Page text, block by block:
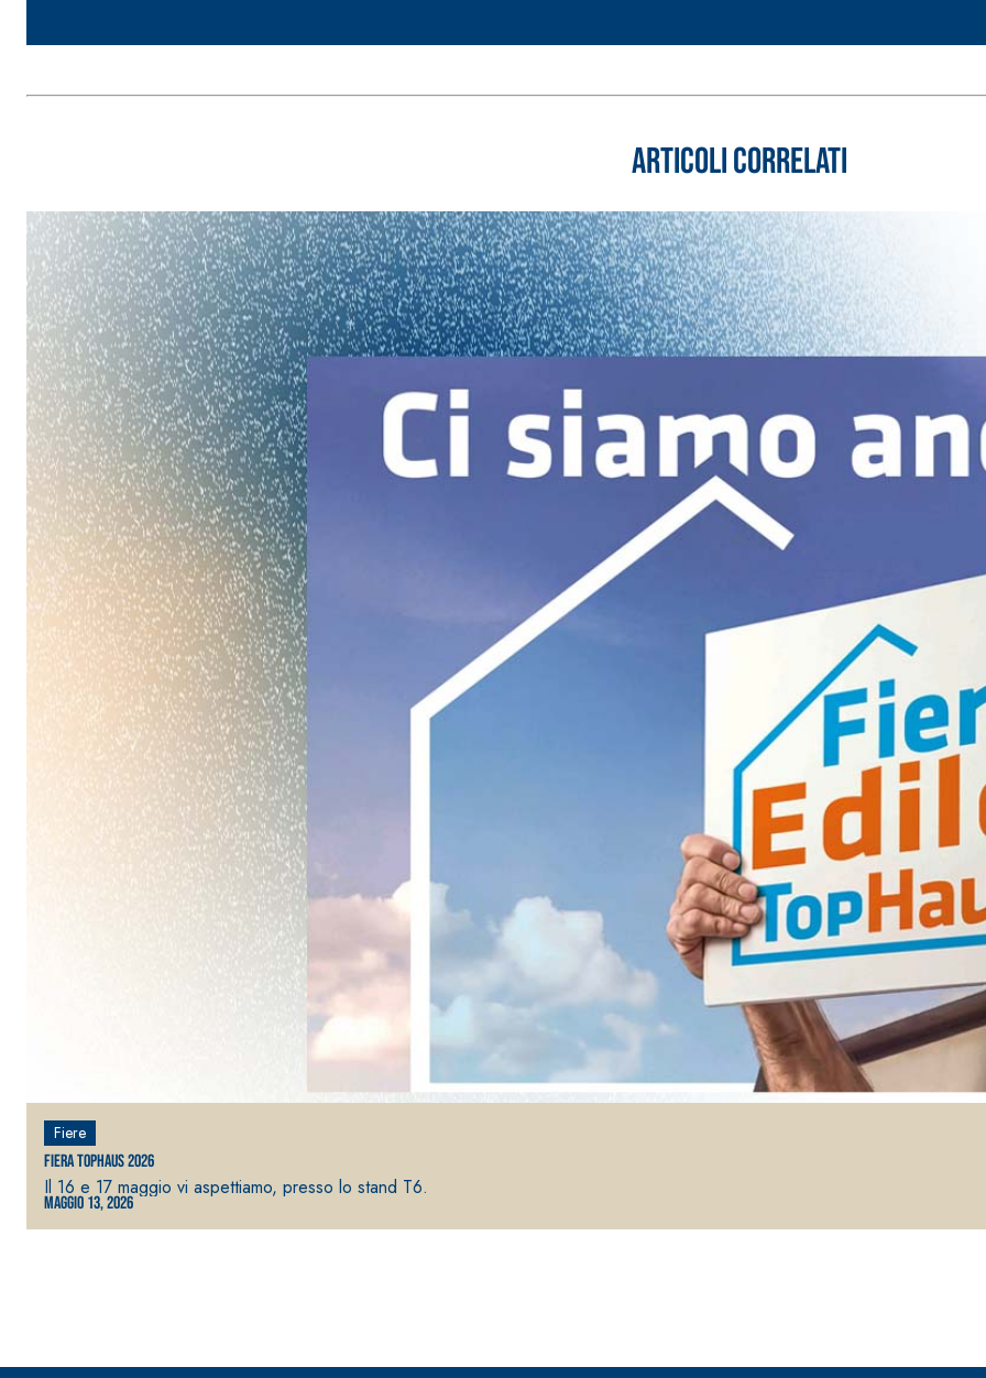
Articoli correlati
Fiere
Fiera TopHaus 2026
Il 16 e 17 maggio vi aspettiamo, presso lo stand T6.
Maggio 13, 2026
KB 13 EVOLUTION
Intonaco di fondo bianco fibrorinforzato a base di calce aerea, per
interni ed esterni
GYPSOTECH
Lastra in cartongesso
Sistema RIPRISTINO DEL CALCESTRUZZO PRODOTTI TIXOTROPICI
Malta rapida contenente speciali leganti solfatoresistenti, polimero-
modificata, tixotropica, fibrorinforzata, per la passivazione, riparazione,
rasatura e protezione di strutture in calcestruzzo
Sistema POSA PAVIMENTI E
FASSAFLOOR LA 8.30
Lisciatura autolivellante
termica per la
ambienti interni.